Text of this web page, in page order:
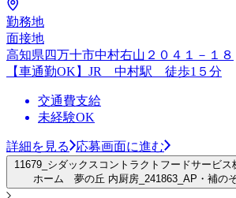
勤務地
面接地
高知県四万十市中村右山２０４１－１８
【車通勤OK】JR 中村駅 徒歩1５分
交通費支給
未経験OK
詳細を見る 応募画面に進む
11679_シダックスコントラクトフードサービス
ホーム 夢の丘 内厨房_241863_AP・補の